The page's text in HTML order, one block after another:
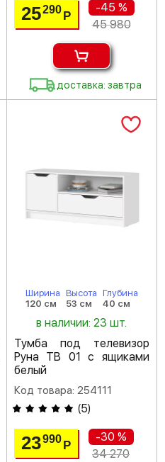
25290 Р
-45 %
45 980
доставка: завтра
Ширина
120 см
Высота
53 см
Глубина
40 см
в наличии: 23 шт.
Тумба под телевизор
Руна ТВ 01 с ящиками
белый
Код товара: 254111
(5)
23990 Р
-30 %
34 270